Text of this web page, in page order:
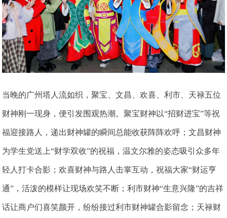
当晚的广州塔人流如织，聚宝、文昌、欢喜、利市、天禄五位
财神刚一现身，便引发围观热潮。聚宝财神以“招财进宝”等祝
福迎接路人，递出财神罐的瞬间总能收获阵阵欢呼；文昌财神
为学生党送上“财学双收”的祝福，温文尔雅的姿态吸引众多年
轻人打卡合影；欢喜财神与路人击掌互动，祝福大家“财运亨
通”，活泼的模样让现场欢笑不断；利市财神“生意兴隆”的吉祥
话让商户们喜笑颜开，纷纷接过利市财神罐合影留念；天禄财